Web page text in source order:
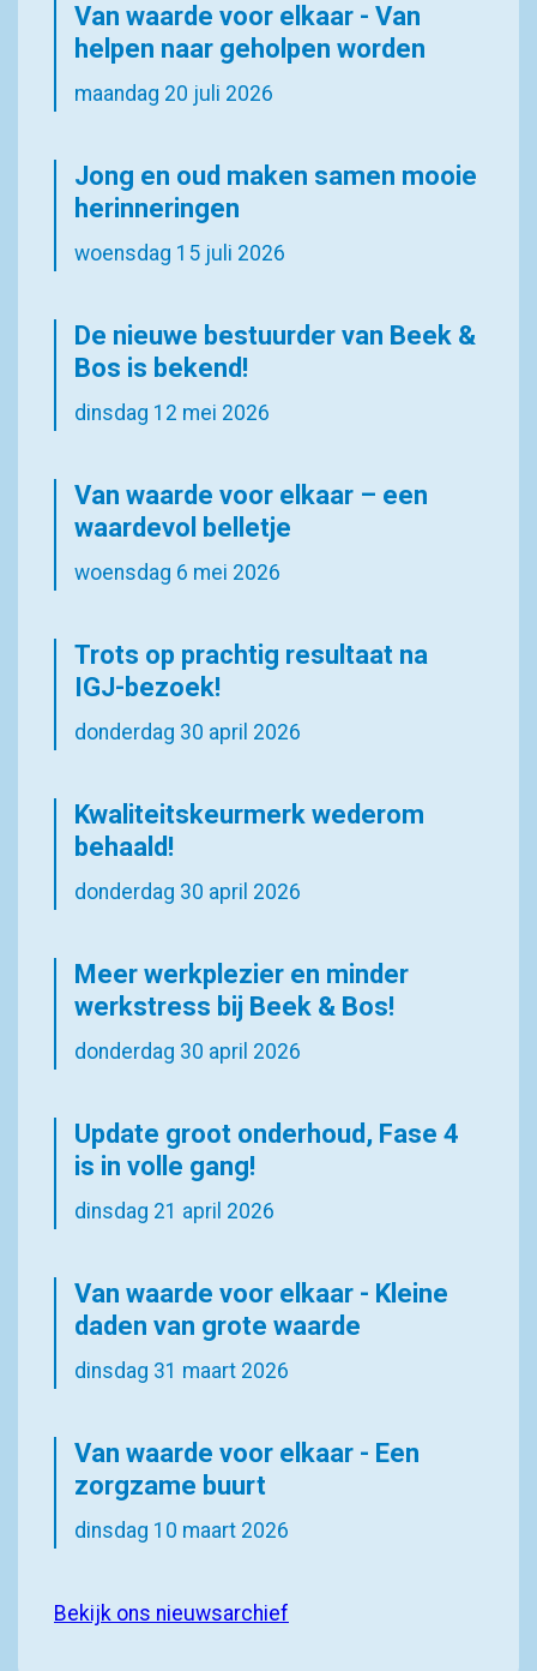
Van waarde voor elkaar - Van
helpen naar geholpen worden
maandag 20 juli 2026
Jong en oud maken samen mooie
herinneringen
woensdag 15 juli 2026
De nieuwe bestuurder van Beek &
Bos is bekend!
dinsdag 12 mei 2026
Van waarde voor elkaar – een
waardevol belletje
woensdag 6 mei 2026
Trots op prachtig resultaat na
IGJ-bezoek!
donderdag 30 april 2026
Kwaliteitskeurmerk wederom
behaald!
donderdag 30 april 2026
Meer werkplezier en minder
werkstress bij Beek & Bos!
donderdag 30 april 2026
Update groot onderhoud, Fase 4
is in volle gang!
dinsdag 21 april 2026
Van waarde voor elkaar - Kleine
daden van grote waarde
dinsdag 31 maart 2026
Van waarde voor elkaar - Een
zorgzame buurt
dinsdag 10 maart 2026
Bekijk ons nieuwsarchief